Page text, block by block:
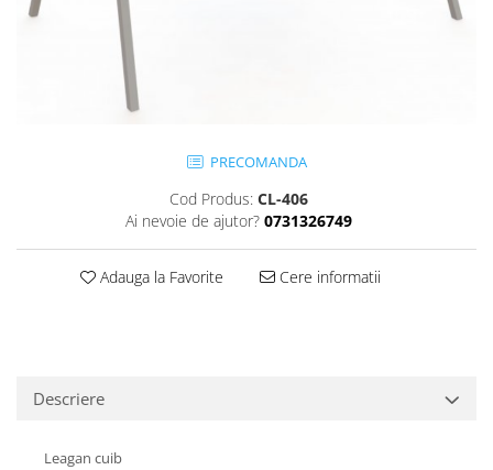
Jocuri cu nisip
Echipamente de catarat
Trasee echilibristica
Echipamente tematice
Animale din cauciuc
SPORT SI FITNESS
Skateboarding
Ciclism
Terenuri Multisport
PRECOMANDA
Cod Produs: CL-406
Ai nevoie de ajutor? 0731326749
Adauga la Favorite Cere informatii
Descriere
Leagan cuib